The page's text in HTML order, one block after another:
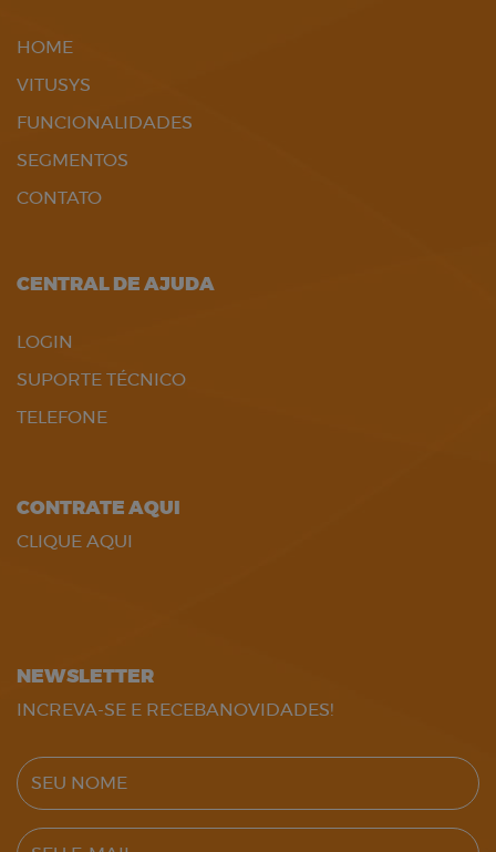
HOME
VITUSYS
FUNCIONALIDADES
SEGMENTOS
CONTATO
CENTRAL DE AJUDA
LOGIN
SUPORTE TÉCNICO
TELEFONE
CONTRATE AQUI
CLIQUE AQUI
NEWSLETTER
INCREVA-SE E RECEBANOVIDADES!
SEU NOME
SEU E-MAIL